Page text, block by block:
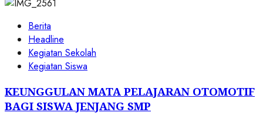
Berita
Headline
Kegiatan Sekolah
Kegiatan Siswa
KEUNGGULAN MATA PELAJARAN OTOMOTIF
BAGI SISWA JENJANG SMP